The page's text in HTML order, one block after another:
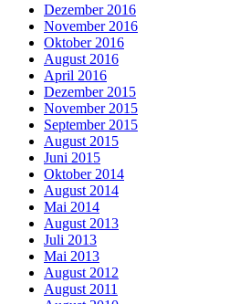
Dezember 2016
November 2016
Oktober 2016
August 2016
April 2016
Dezember 2015
November 2015
September 2015
August 2015
Juni 2015
Oktober 2014
August 2014
Mai 2014
August 2013
Juli 2013
Mai 2013
August 2012
August 2011